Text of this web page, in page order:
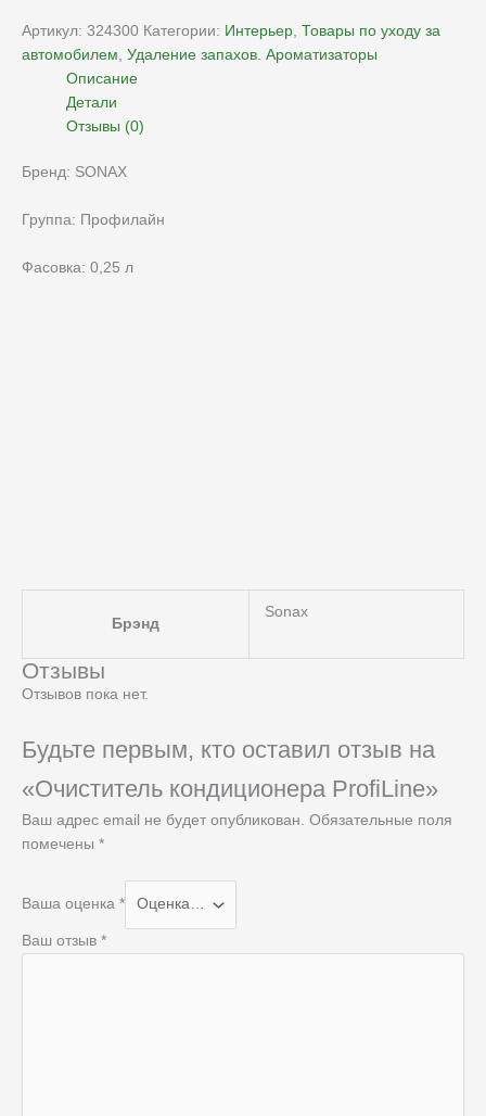
Артикул: 324300 Категории: Интерьер Товары по уходу за
автомобилем Удаление запахов. Ароматизаторы
Описание
Детали
Отзывы (0)
Бренд: SONAX
Группа: Профилайн
Фасовка: 0,25 л
Брэнд
Sonax
Отзывы
Отзывов пока нет.
Будьте первым, кто оставил отзыв на
«Очиститель кондиционера ProfiLine»
Ваш адрес email не будет опубликован. Обязательные поля
помечены *
Ваша оценка *
Ваш отзыв *